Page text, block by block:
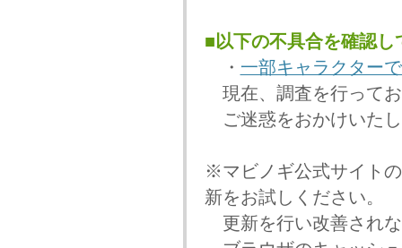
■以下の不具合を確認し
・ 一部キャラクター
現在、調査を行って
ご迷惑をおかけいた
※マビノギ公式サイト
新をお試しください。
更新を行い改善され